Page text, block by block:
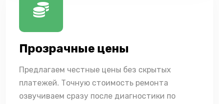
Прозрачные цены
Предлагаем честные цены без скрытых
платежей. Точную стоимость ремонта
озвучиваем сразу после диагностики по